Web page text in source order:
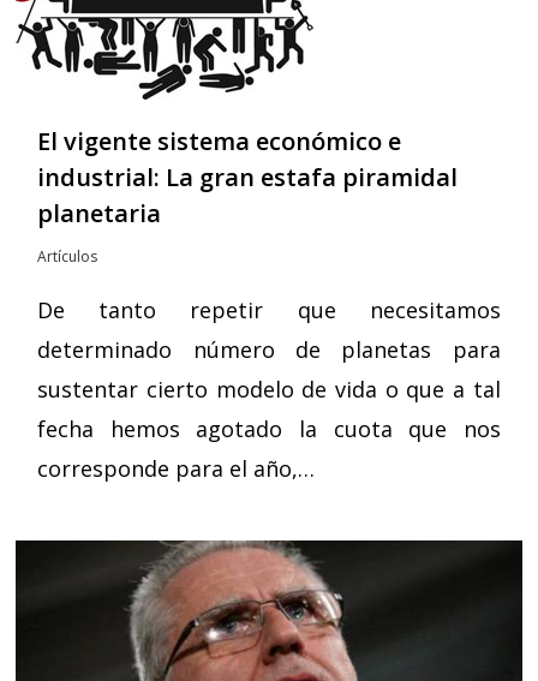
El vigente sistema económico e
industrial: La gran estafa piramidal
planetaria
Artículos
De tanto repetir que necesitamos
determinado número de planetas para
sustentar cierto modelo de vida o que a tal
fecha hemos agotado la cuota que nos
corresponde para el año,…